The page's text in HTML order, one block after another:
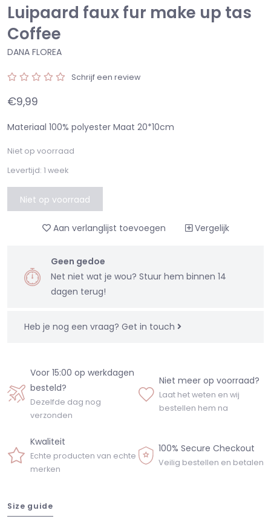
Luipaard faux fur make up tas
Coffee
DANA FLOREA
Schrijf een review
€9,99
Materiaal 100% polyester Maat 20*10cm
Niet op voorraad
Levertijd: 1 week
Niet op voorraad
Aan verlanglijst toevoegen Vergelijk
Geen gedoe
Net niet wat je wou? Stuur hem binnen 14
dagen terug!
Heb je nog een vraag? Get in touch
Voor 15:00 op werkdagen
besteld?
Dezelfde dag nog
verzonden
Niet meer op voorraad?
Laat het weten en wij
bestellen hem na
Kwaliteit
Echte producten van echte
merken
100% Secure Checkout
Veilig bestellen en betalen
Size guide